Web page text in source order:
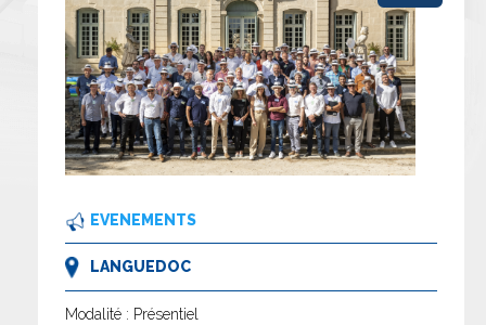
EVENEMENTS
LANGUEDOC
Modalité : Présentiel